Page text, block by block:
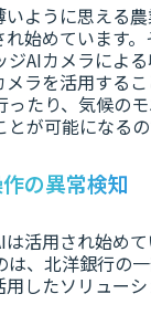
ように思える
始めています
AIカメラによる
ラを活用する
ったり、気候の
が可能になるの
の異常検知
活用され始め
は、北洋銀行の
したソリュー